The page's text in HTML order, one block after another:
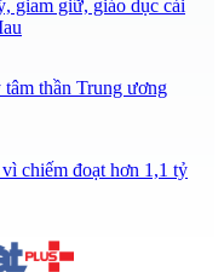
giam giữ, giáo dục cải
thần Trung ương
chiếm đoạt hơn 1,1 tỷ